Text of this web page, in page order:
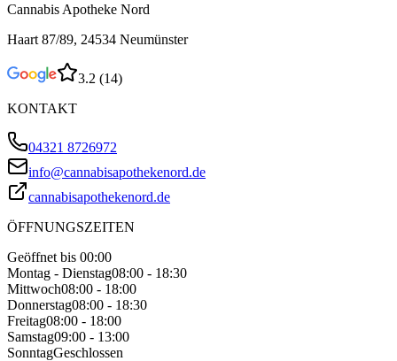
Cannabis Apotheke Nord
Haart 87/89, 24534 Neumünster
3.2 (14)
KONTAKT
04321 8726972
info@cannabisapothekenord.de
cannabisapothekenord.de
ÖFFNUNGSZEITEN
Geöffnet bis 00:00
Montag - Dienstag08:00 - 18:30
Mittwoch08:00 - 18:00
Donnerstag08:00 - 18:30
Freitag08:00 - 18:00
Samstag09:00 - 13:00
SonntagGeschlossen